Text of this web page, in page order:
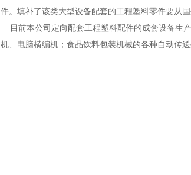
件。填补了该类大型设备配套的工程塑料零件要从
目前本公司定向配套工程塑料配件的成套设备生
机、电脑横编机；食品饮料包装机械的各种自动传送